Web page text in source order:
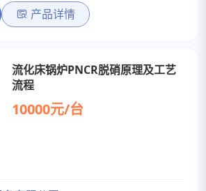
产品详情
流化床锅炉PNCR脱硝原理及工艺
流程
10000元/台